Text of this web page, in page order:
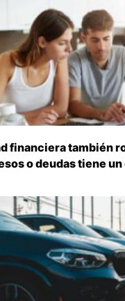
financiera también
o deudas tiene